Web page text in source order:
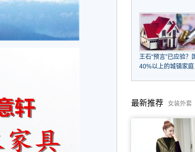
王石“预言”已应验？
40%以上的城镇家庭
最新推荐 女装外套